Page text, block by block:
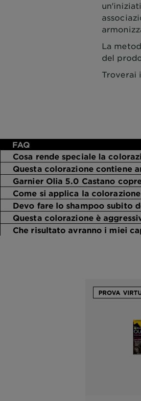
La
del
Troverai
FAQ
Cosa rende speciale la
Questa colorazione contiene
Garnier Olia 5.0 Castano
Come si applica la
Devo fare lo shampoo subito
Questa colorazione è
Che risultato avranno i miei
PROVA